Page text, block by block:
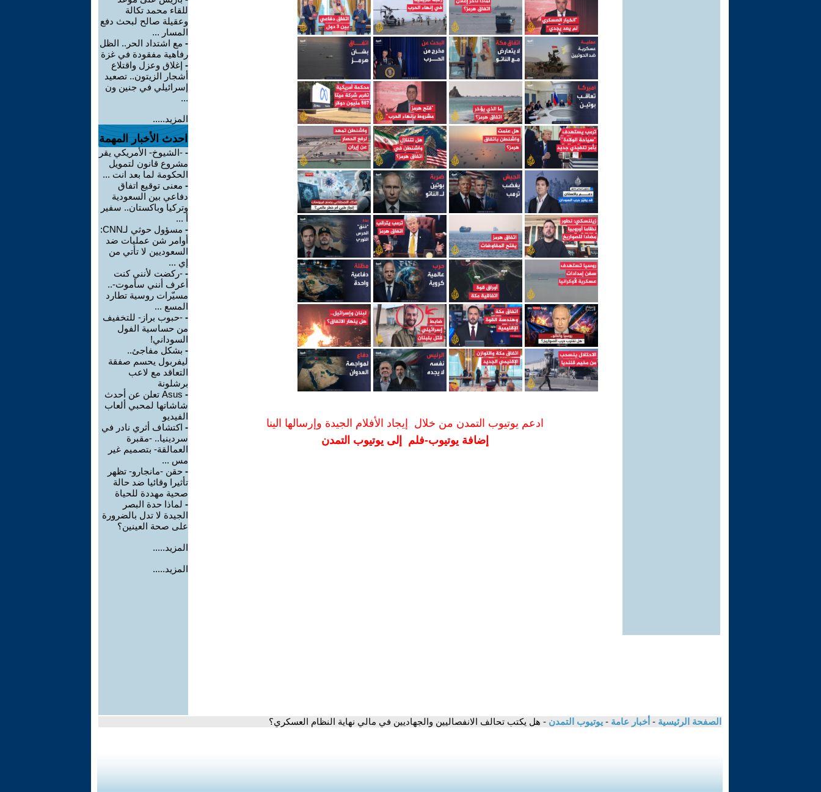
ادعم يوتيوب التمدن من خلال إيجاد الأفلام الجيدة وإرسالها الينا
إضافة يوتيوب-فلم إلى يوتيوب التمدن
للقاء محمد تكالة
وعقيلة صالح لبحث دفع
المسار ...
- مع اشتداد الحر.. الظل
رفاهية مفقودة في غزة
- إغلاق وعزل واقتلاع
أشجار الزيتون.. تصعيد
إسرائيلي في جنين ون
...
المزيد.....
احدث الأخبار المهمة
- -الشيوخ- الأمريكي يقر
مشروع قانون لتمويل
الحكومة لما بعد انت ...
- معنى توقيع اتفاق
دفاعي بين السعودية
وتركيا وباكستان.. سفير
أ ...
-
مسؤول حوثي لـCNN:
أوامر شن عمليات ضد
السعوديين لا تأتي من
إي ...
- -ركضت لأنني كنت
أعرف أنني سأموت-..
مسيّرات روسية تطارد
المسع ...
- -حبوب براز- للتخفيف
من حساسية الفول
السوداني!
- بشكل مفاجئ..
ليفربول يحسم صفقة
التعاقد مع لاعب
برشلونة
-
Asus تعلن عن أحدث
شاشاتها لمحبي ألعاب
الفيديو
- اكتشاف أثري نادر في
سردينيا.. -مقبرة
العمالقة- بتصميم غير
مس ...
- حقن -مانجارو- تظهر
تأثيرا وقائيا ضد حالة
صحية مهددة للحياة
- لماذا حدة البصر
الجيدة لا تدل بالضرورة
على صحة العينين؟
المزيد.....
المزيد.....
الصفحة الرئيسية - أخبار عامة - يوتيوب التمدن - هل يكتب تحالف الانفصاليين والجهاديين في مالي نهاية النظام العسكري؟